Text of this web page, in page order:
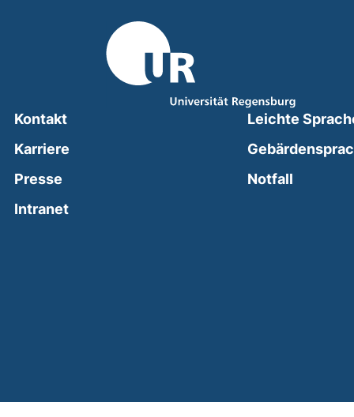
Kontakt
Karriere
Presse
Intranet(external link, opens in a new window)
Leichte
Notfall